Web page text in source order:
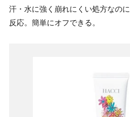
汗・水に強く崩れにくい処方なの
反応。簡単にオフできる。